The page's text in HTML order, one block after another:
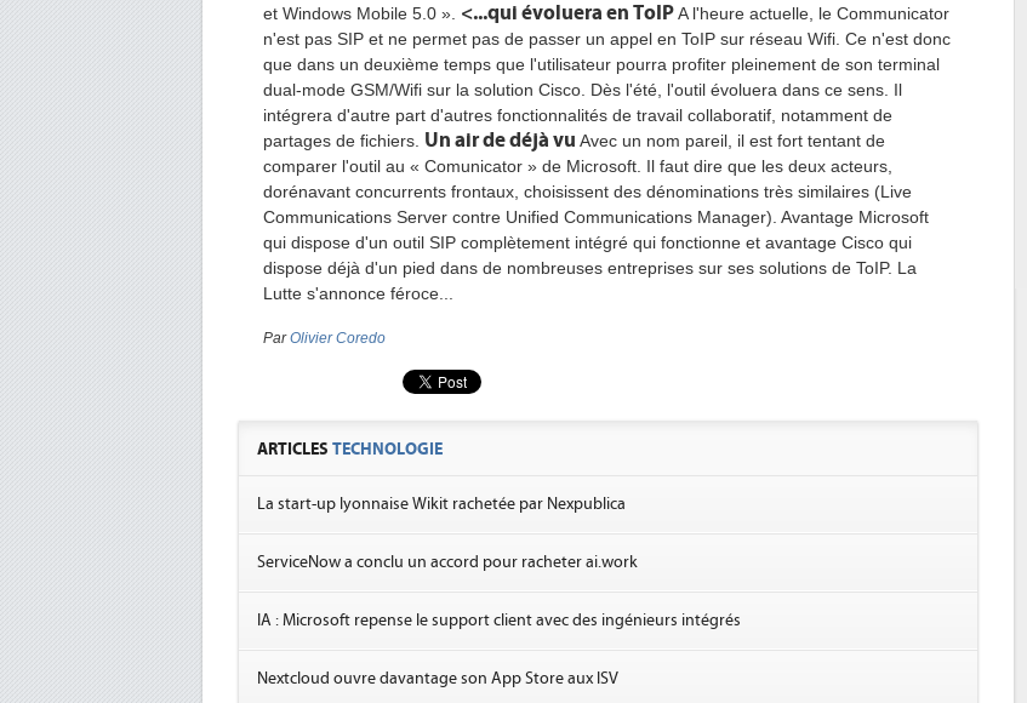
et Windows Mobile 5.0 ». <...qui évoluera en ToIPA l'heure actuelle, le Communicator
n'est pas SIP et ne permet pas de passer un appel en ToIP sur réseau Wifi. Ce n'est donc
que dans un deuxième temps que l'utilisateur pourra profiter pleinement de son terminal
dual-mode GSM/Wifi sur la solution Cisco. Dès l'été, l'outil évoluera dans ce sens. Il
intégrera d'autre part d'autres fonctionnalités de travail collaboratif, notamment de
partages de fichiers. Un air de déjà vu Avec un nom pareil, il est fort tentant de
comparer l'outil au « Comunicator » de Microsoft. Il faut dire que les deux acteurs,
dorénavant concurrents frontaux, choisissent des dénominations très similaires (Live
Communications Server contre Unified Communications Manager). Avantage Microsoft
qui dispose d'un outil SIP complètement intégré qui fonctionne et avantage Cisco qui
dispose déjà d'un pied dans de nombreuses entreprises sur ses solutions de ToIP. La
Lutte s'annonce féroce...
ParOlivier Coredo
ARTICLES TECHNOLOGIE
La start-up lyonnaise Wikit rachetée par Nexpublica
ServiceNow a conclu un accord pour racheter ai.work
IA : Microsoft repense le support client avec des ingénieurs intégrés
Nextcloud ouvre davantage son App Store aux ISV